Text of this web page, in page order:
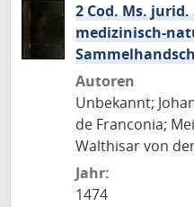
2 Cod. Ms. jurid.
medizinisch-
Autoren
Unbekannt;
de Franconia;
Walthisar von
Jahr:
1474